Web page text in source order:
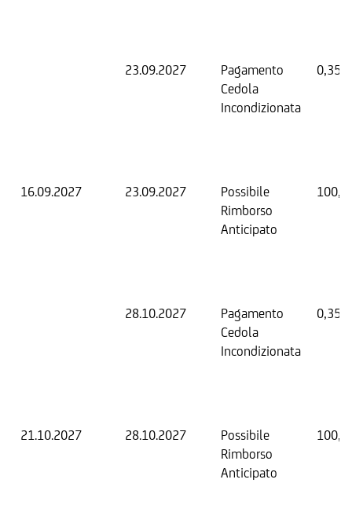
23.09.2027
Pagamento
Cedola
Incondizionata
0,35
16.09.2027 23.09.2027
Possibile
Rimborso
Anticipato
28.10.2027
Pagamento
Cedola
Incondizionata
0,35
21.10.2027 28.10.2027
Possibile
Rimborso
Anticipato